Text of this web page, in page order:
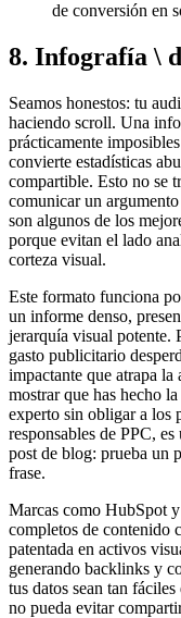
de conversión en
8. Infografía \
Seamos honestos: tu
haciendo scroll. Una
prácticamente
convierte estadísticas
compartible. Esto no se
comunicar un
son algunos de los
porque evitan el lado
corteza visual.
Este formato funciona
un informe denso,
jerarquía visual potente.
gasto publicitario
impactante que atrapa
mostrar que has hecho
experto sin obligar a los
responsables de PPC,
post de blog: prueba un
frase.
Marcas como HubSpot
completos de contenido
patentada en activos
generando backlinks y
tus datos sean tan
no pueda evitar